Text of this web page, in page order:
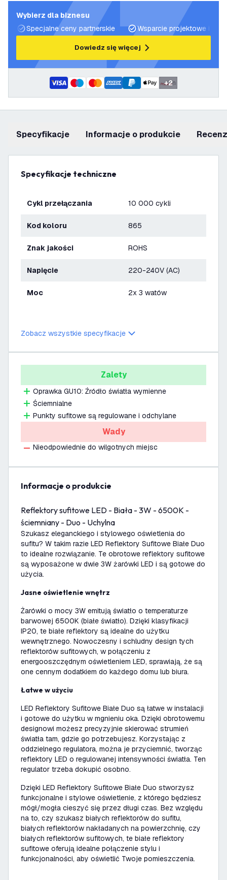
Wybierz dla biznesu
Specjalne ceny partnerskie
Wsparcie projektowe i
Dowiedz się więcej
+2
Specyfikacje informacje o produkcie
Specyfikacje techniczne
Cykl przełączania 10 000 cykli
Kod koloru 865
Znak jakości ROHS
Napięcie 220-240V (AC)
Moc 2x 3 watów
Zobacz wszystkie specyfikacje
Zalety
Oprawka GU10: Źródło światła wymienne
Ściemnialne
Punkty sufitowe są regulowane i odchylane
Wady
Nieodpowiednie do wilgotnych miejsc
informacje o produkcie
Reflektory sufitowe LED - Biała - 3W - 6500K -
ściemniany - Duo - Uchylna
Szukasz eleganckiego i stylowego oświetlenia do
sufitu? W takim razie LED Reflektory Sufitowe Białe Duo
to idealne rozwiązanie. Te obrotowe reflektory sufitowe
są wyposażone w dwie 3W żarówki LED i są gotowe do
użycia.
Jasne oświetlenie wnętrz
Żarówki o mocy 3W emitują światło o temperaturze
barwowej 6500K (białe światło). Dzięki klasyfikacji
IP20, te białe reflektory są idealne do użytku
wewnętrznego. Nowoczesny i schludny design tych
reflektorów sufitowych, w połączeniu z
energooszczędnym oświetleniem LED, sprawiają, że są
one cennym dodatkiem do każdego domu lub biura.
Łatwe w użyciu
LED Reflektory Sufitowe Białe Duo są łatwe w instalacji
i gotowe do użytku w mgnieniu oka. Dzięki obrotowemu
designowi możesz precyzyjnie skierować strumień
światła tam, gdzie go potrzebujesz. Korzystając z
oddzielnego regulatora, można je przyciemnić, tworząc
reflektory LED o regulowanej intensywności światła. Ten
regulator trzeba dokupić osobno.
Dzięki LED Reflektory Sufitowe Białe Duo stworzysz
funkcjonalne i stylowe oświetlenie, z którego będziesz
mógł/mogła cieszyć się przez długi czas. Bez względu
na to, czy szukasz białych reflektorów do sufitu,
białych reflektorów nakładanych na powierzchnię, czy
białych reflektorów sufitowych, te białe reflektory
sufitowe oferują idealne połączenie stylu i
funkcjonalności, aby oświetlić Twoje pomieszczenia.